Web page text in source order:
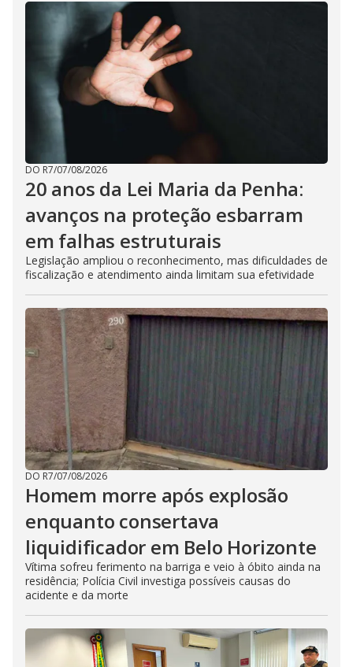
DO R7/07/08/2026
20 anos da Lei Maria da Penha:
avanços na proteção esbarram
em falhas estruturais
Legislação ampliou o reconhecimento, mas dificuldades de
fiscalização e atendimento ainda limitam sua efetividade
DO R7/07/08/2026
Homem morre após explosão
enquanto consertava
liquidificador em Belo Horizonte
Vítima sofreu ferimento na barriga e veio à óbito ainda na
residência; Polícia Civil investiga possíveis causas do
acidente e da morte